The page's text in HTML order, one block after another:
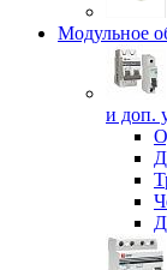
Модульное
и доп.